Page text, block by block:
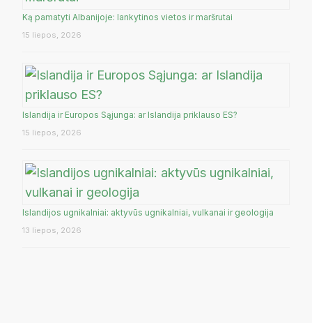
Ką pamatyti Albanijoje: lankytinos vietos ir maršrutai
15 liepos, 2026
Islandija ir Europos Sąjunga: ar Islandija priklauso ES?
15 liepos, 2026
Islandijos ugnikalniai: aktyvūs ugnikalniai, vulkanai ir geologija
13 liepos, 2026